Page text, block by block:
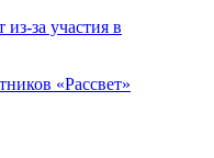
за участия в
«Рассвет»